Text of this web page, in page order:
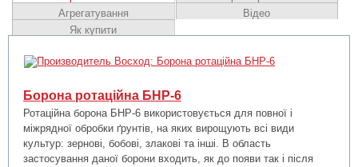
Агрегатування
Відео
Як купити
Борона ротаційна БНР-6
Ротаційна борона БНР-6 використовується для повної і
міжрядної обробки ґрунтів, на яких вирощують всі види
культур: зернові, бобові, злакові та інші. В область
застосування даної борони входить, як до появи так і після